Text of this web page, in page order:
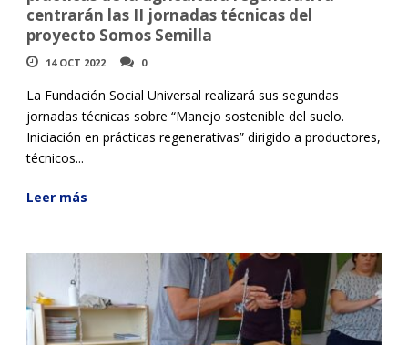
centrarán las II jornadas técnicas del
proyecto Somos Semilla
14 OCT 2022 0
La Fundación Social Universal realizará sus segundas
jornadas técnicas sobre “Manejo sostenible del suelo.
Iniciación en prácticas regenerativas” dirigido a productores,
técnicos...
Leer más